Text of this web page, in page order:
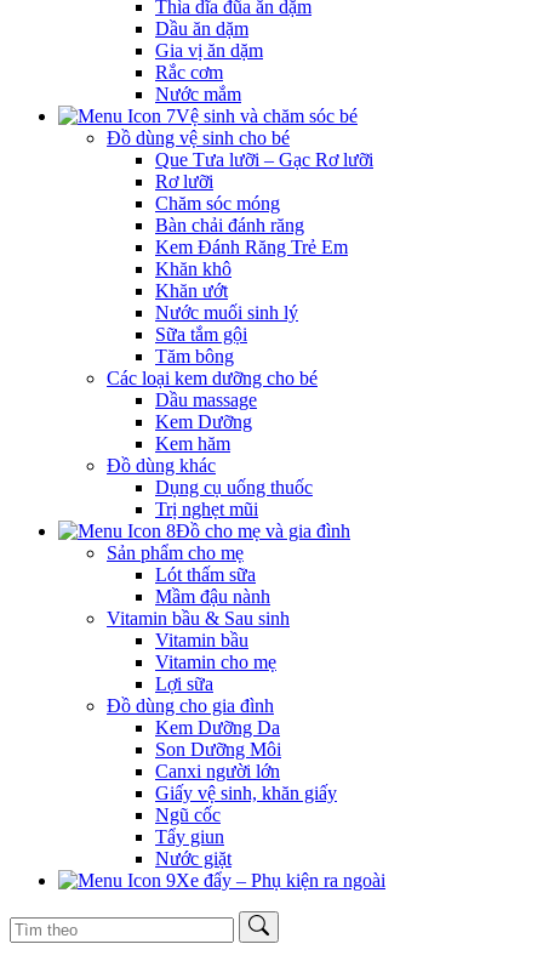
Thìa dĩa đũa ăn dặm
Dầu ăn dặm
Gia vị ăn dặm
Rắc cơm
Nước mắm
Vệ sinh và chăm sóc bé
Đồ dùng vệ sinh cho bé
Que Tưa lưỡi – Gạc Rơ lưỡi
Rơ lưỡi
Chăm sóc móng
Bàn chải đánh răng
Kem Đánh Răng Trẻ Em
Khăn khô
Khăn ướt
Nước muối sinh lý
Sữa tắm gội
Tăm bông
Các loại kem dưỡng cho bé
Dầu massage
Kem Dưỡng
Kem hăm
Đồ dùng khác
Dụng cụ uống thuốc
Trị nghẹt mũi
Đồ cho mẹ và gia đình
Sản phẩm cho mẹ
Lót thấm sữa
Mầm đậu nành
Vitamin bầu & Sau sinh
Vitamin bầu
Vitamin cho mẹ
Lợi sữa
Đồ dùng cho gia đình
Kem Dưỡng Da
Son Dưỡng Môi
Canxi người lớn
Giấy vệ sinh, khăn giấy
Ngũ cốc
Tẩy giun
Nước giặt
Xe đẩy – Phụ kiện ra ngoài